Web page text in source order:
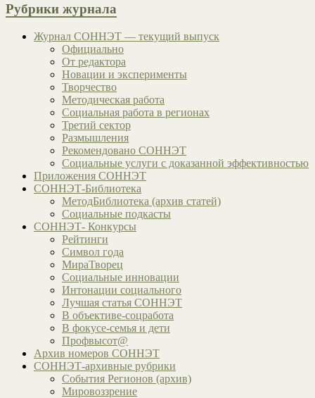
Рубрики журнала
Журнал СОННЭТ — текущий выпуск
Официально
От редактора
Новации и эксперименты
Творчество
Методическая работа
Социальная работа в регионах
Третий сектор
Размышления
Рекомендовано СОННЭТ
Социальные услуги с доказанной эффективностью
Приложения СОННЭТ
СОННЭТ-Библиотека
МетодБиблиотека (архив статей)
Социальные подкасты
СОННЭТ- Конкурсы
Рейтинги
Символ года
МираТворец
Социальные инновации
Интонации социального
Лучшая статья СОННЭТ
В объективе-соцработа
В фокусе-семья и дети
Профвысот@
Архив номеров СОННЭТ
СОННЭТ-архивные рубрики
События Регионов (архив)
Мировоззрение